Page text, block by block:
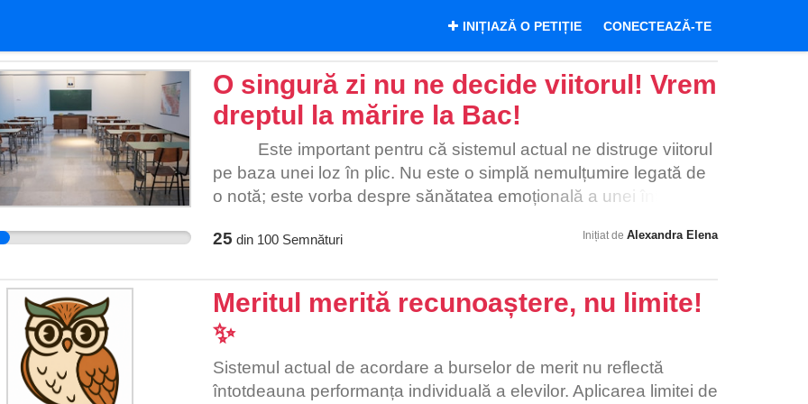
INIȚIAZĂ O PETIȚIE CONECTEAZĂ-TE
O singură zi nu ne decide viitorul! Vrem
dreptul la mărire la Bac!
Este important pentru că sistemul actual ne distruge viitorul
pe baza unei loz în plic. Nu este o simplă nemulțumire legată de
o notă; este vorba despre sănătatea emoțională a unei întregi
de studiu și sacrificii să fie anulate de un moment de panică sau
evalueze competența, nu rezistența la atacuri de panică. Dacă
facultățile au sesiuni de mărire, este absurd ca examenul
„maturității” să ne blocheze definitiv într-o cutie din cauza unei
zile nefavorabile. Ar trebui să ne strângem cu toții pentru că
această nedreptate te poate lovi și pe tine, pe copilul tău sau pe
25 din 100Semnături Inițiat de Alexandra Elena
Meritul merită recunoaștere, nu limite!
✨️
Sistemul actual de acordare a burselor de merit nu reflectă
întotdeauna performanța individuală a elevilor. Aplicarea limitei de